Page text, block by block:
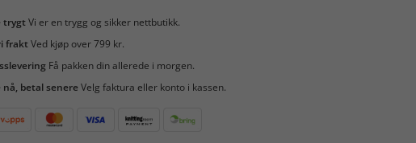
trygtVi er en trygg og sikker nettbutikk.
fraktVed kjøp over 799 kr.
Få pakken din allerede i morgen.
betal senereVelg faktura eller konto i kassen.